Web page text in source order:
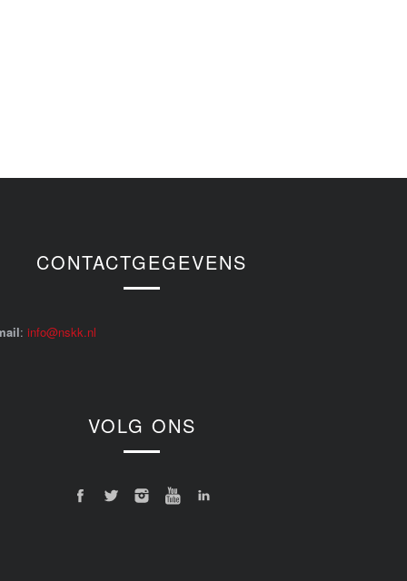
CONTACTGEGEVENS
: info@nskk.nl
VOLG ONS